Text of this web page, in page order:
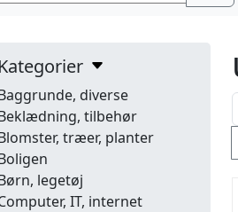
Kategorier
diverse
tilbehør
træer, planter
legetøj
IT, internet